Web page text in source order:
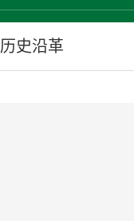
历史沿革